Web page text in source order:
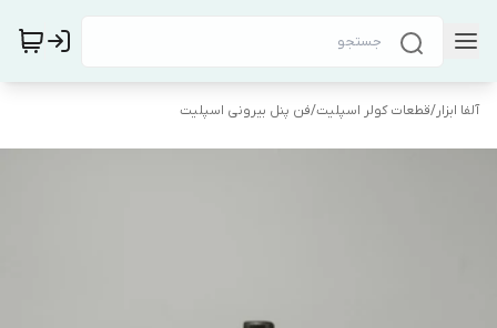
آلفا ابزار/قطعات کولر اسپلیت/فن پنل بیرونی اسپلیت